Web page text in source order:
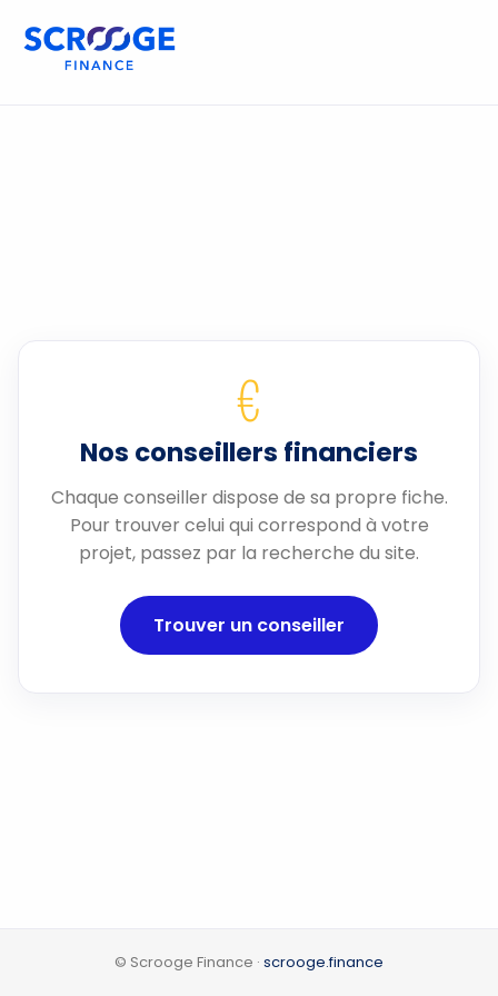
€
Nos conseillers financiers
Chaque conseiller dispose de sa propre fiche.
Pour trouver celui qui correspond à votre
projet, passez par la recherche du site.
Trouver un conseiller
© Scrooge Finance · scrooge.finance